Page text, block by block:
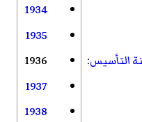
التأسيس:
1934
1935
1936
1937
1938